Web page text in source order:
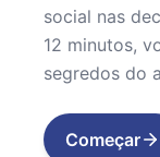
social nas
12 minutos,
segredos do
Começar